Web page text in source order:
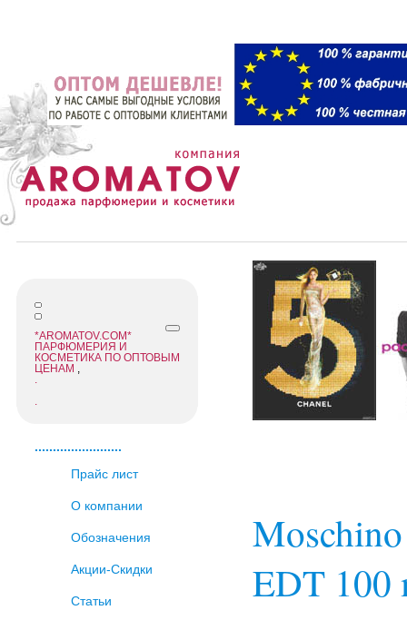
*AROMATOV.COM*
ПАРФЮМЕРИЯ И
КОСМЕТИКА ПО ОПТОВЫМ
ЦЕНАМ ,
.
.
........................
Прайс лист
О компании
Обозначения
Акции-Скидки
Статьи
EDT 100